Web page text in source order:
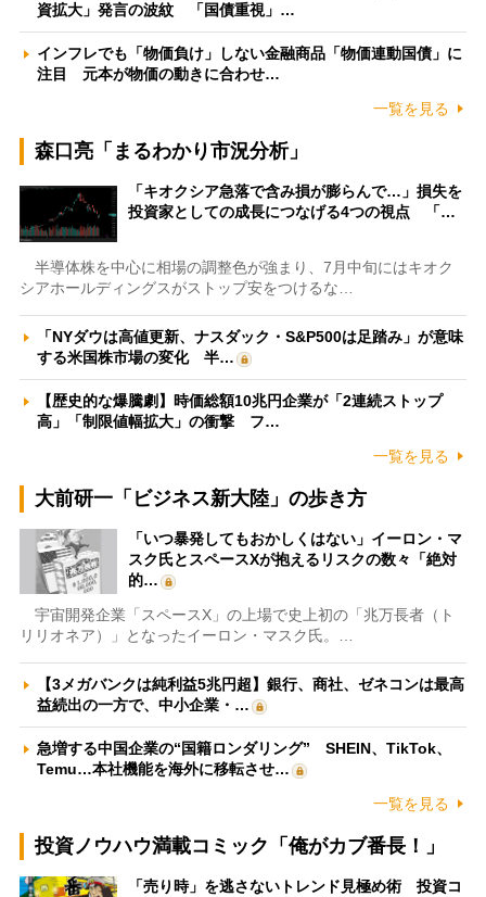
資拡大」発言の波紋 「国債重視」…
インフレでも「物価負け」しない金融商品「物価連動国債」に
注目 元本が物価の動きに合わせ…
一覧を見る
森口亮「まるわかり市況分析」
「キオクシア急落で含み損が膨らんで…」損失を
投資家としての成長につなげる4つの視点 「…
半導体株を中心に相場の調整色が強まり、7月中旬にはキオク
シアホールディングスがストップ安をつけるな…
「NYダウは高値更新、ナスダック・S&P500は足踏み」が意味
する米国株市場の変化 半…
【歴史的な爆騰劇】時価総額10兆円企業が「2連続ストップ
高」「制限値幅拡大」の衝撃 フ…
一覧を見る
大前研一「ビジネス新大陸」の歩き方
「いつ暴発してもおかしくはない」イーロン・マ
スク氏とスペースXが抱えるリスクの数々「絶対
的…
宇宙開発企業「スペースX」の上場で史上初の「兆万長者（ト
リリオネア）」となったイーロン・マスク氏。…
【3メガバンクは純利益5兆円超】銀行、商社、ゼネコンは最高
益続出の一方で、中小企業・…
急増する中国企業の“国籍ロンダリング” SHEIN、TikTok、
Temu…本社機能を海外に移転させ…
一覧を見る
投資ノウハウ満載コミック「俺がカブ番長！」
「売り時」を逃さないトレンド見極め術 投資コ